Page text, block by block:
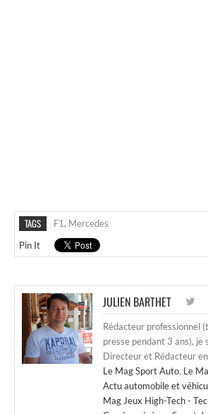
TAGS F1, Mercedes
Pin It
JULIEN BARTHET
Rédacteur professionnel
presse pendant 3 ans), je
Directeur et Rédacteur
Le Mag Sport Auto, Le
Actu automobile et
Mag Jeux High-Tech -